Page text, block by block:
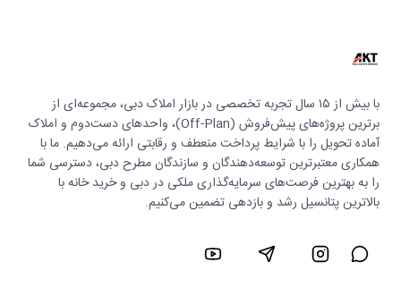
با بیش از ۱۵ سال تجربه تخصصی در بازار املاک دبی، مجموعه‌ای از
برترین پروژه‌های پیش‌فروش (Off-Plan)، واحدهای دست‌دوم و املاک
آماده تحویل را با شرایط پرداخت منعطف و رقابتی ارائه می‌دهیم. ما با
همکاری معتبرترین توسعه‌دهندگان و سازندگان مطرح دبی، دسترسی شما
را به بهترین فرصت‌های سرمایه‌گذاری ملکی در دبی و خرید خانه با
بالاترین پتانسیل رشد و بازدهی تضمین می‌کنیم.